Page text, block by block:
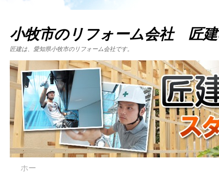
小牧市のリフォーム会社 匠
匠建は、愛知県小牧市のリフォーム会社です。
ホー